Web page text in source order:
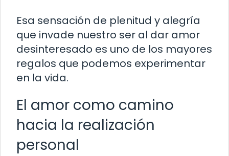
Esa sensación de plenitud y alegría
que invade nuestro ser al dar amor
desinteresado es uno de los mayores
regalos que podemos experimentar
en la vida.
El amor como camino
hacia la realización
personal